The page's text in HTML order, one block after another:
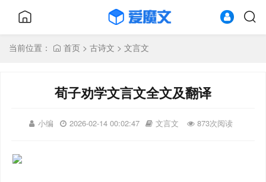
当前位置： 首页 > 古诗文 > 文言文
荀子劝学文言文全文及翻译
小编 2026-02-14 00:02:47 文言文 873次阅读